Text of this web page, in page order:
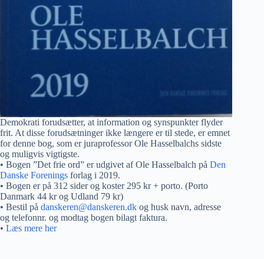
Demokrati forudsætter, at information og synspunkter flyder
frit. At disse forudsætninger ikke længere er til stede, er emnet
for denne bog, som er juraprofessor Ole Hasselbalchs sidste
og muligvis vigtigste.
• Bogen ”Det frie ord” er udgivet af Ole Hasselbalch på Den
Danske Forenings forlag i 2019.
• Bogen er på 312 sider og koster 295 kr + porto. (Porto
Danmark 44 kr og Udland 79 kr)
• Bestil på danskeren@danskeren.dk og husk navn, adresse
og telefonnr. og modtag bogen bilagt faktura.
• Læs mere her